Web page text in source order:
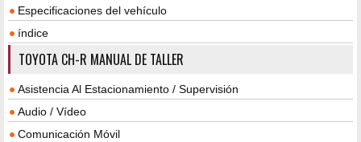
Especificaciones del vehículo
índice
TOYOTA CH-R MANUAL DE TALLER
Asistencia Al Estacionamiento / Supervisión
Audio / Vídeo
Comunicación Móvil